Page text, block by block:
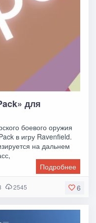
для
боевого оружия
в игру Ravenfield.
на дальнем
Подробнее
6
2545